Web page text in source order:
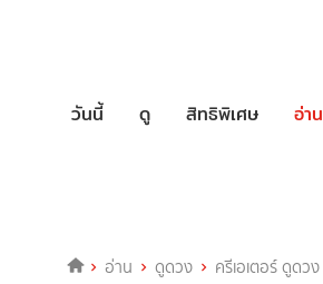
วันนี้ ดู สิทธิพิเศษ อ่าน
อ่าน ดูดวง ครีเอเตอร์ ดูดวง